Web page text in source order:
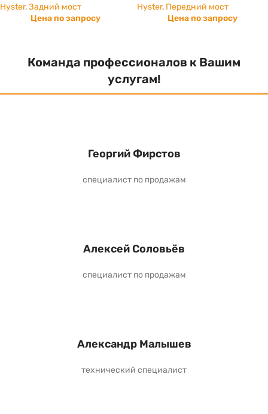
Hyster,Задний мост
Цена по запросу
Hyster, Передний мост
Цена по запросу
Команда профессионалов к Вашим
услугам!
Георгий Фирстов
специалист по продажам
Алексей Соловьёв
специалист по продажам
Александр Малышев
технический специалист